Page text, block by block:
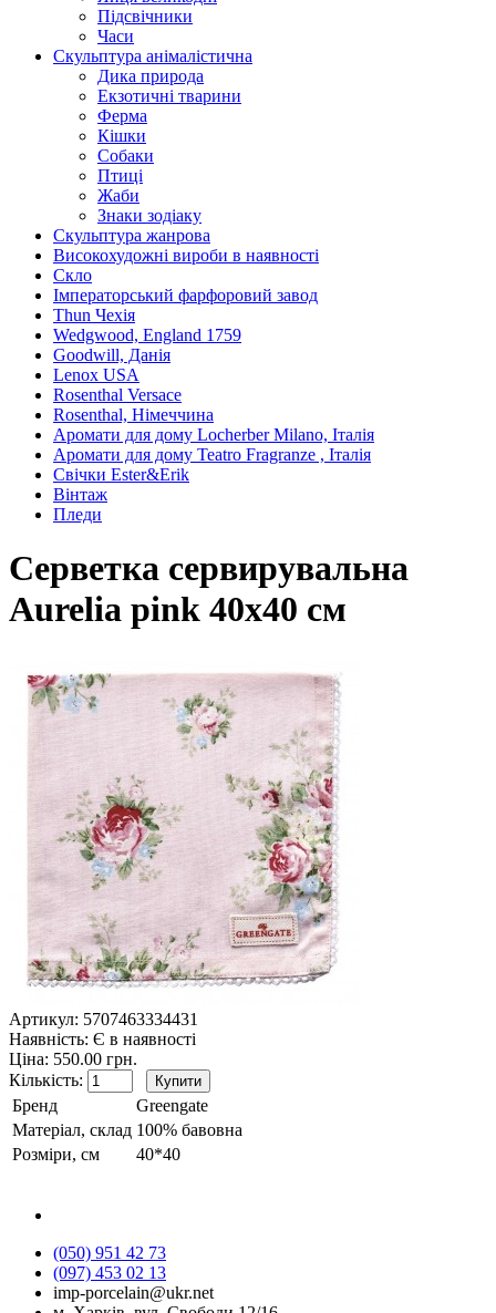
Підсвічники
Часи
Скульптура анімалістична
Дика природа
Екзотичні тварини
Ферма
Кішки
Собаки
Птиці
Жаби
Знаки зодіаку
Скульптура жанрова
Високохудожні вироби в наявності
Скло
Імператорський фарфоровий завод
Thun Чехія
Wedgwood, England 1759
Goodwill, Данія
Lenox USA
Rosenthal Versace
Rosenthal, Німеччина
Аромати для дому Locherber Milano, Італія
Аромати для дому Teatro Fragranze , Італія
Свічки Ester&Erik
Вінтаж
Пледи
Серветка сервирувальна
Aurelia pink 40х40 см
Артикул: 5707463334431
Наявність: Є в наявності
Ціна: 550.00 грн.
Кількість:
Бренд
Greengate
Матеріал, склад 100% бавовна
Розміри, см
40*40
(050) 951 42 73
(097) 453 02 13
imp-porcelain@ukr.net